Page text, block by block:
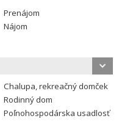
Prenájom
Nájom
Chalupa, rekreačný domček
Rodinný dom
Poľnohospodárska usadlosť